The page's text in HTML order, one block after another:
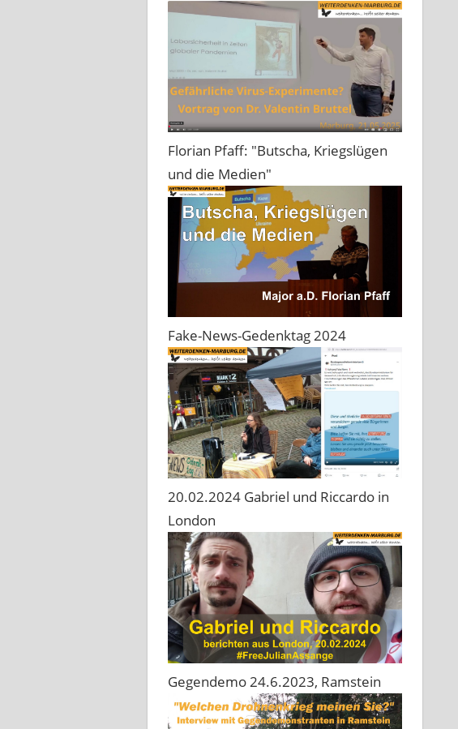
Florian Pfaff: "Butscha, Kriegslügen
und die Medien"
Fake-News-Gedenktag 2024
20.02.2024 Gabriel und Riccardo in
London
Gegendemo 24.6.2023, Ramstein